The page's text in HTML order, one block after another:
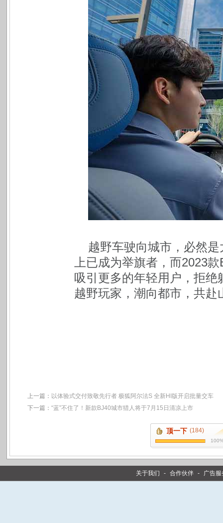
越野车驶向城市，必然
上已成为举旗者，而2023
吸引更多的年轻用户，拒
越野玩家，潮向都市，共赴
上一篇： 以体验式交付致敬先行者 极狐阿尔法S 全新HI版开启批量交车
下一篇： “蓝”不住了！新款BJ40城市猎人将于7月15日清凉上市
顶一下 (184)
关于我们 - 合作伙伴 - 广告服